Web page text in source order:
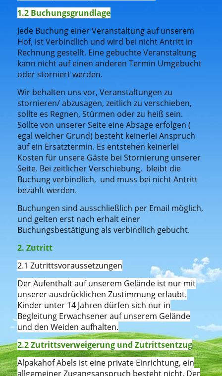
1.2 Buchungsgrundlage
Jede Buchung einer Veranstaltung auf unserem
Hof, ist Verbindlich und wird bei nicht Antritt in
Rechnung gestellt. Eine gebuchte Veranstaltung
kann nicht auf einen anderen Termin Umgebucht
oder storniert werden.
Wir behalten uns vor, Veranstaltungen zu
stornieren/ abzusagen, zeitlich zu verschieben,
sollte es Regnen, Stürmen oder zu heiß sein.
Sollte von unserer Seite eine Absage erfolgen (
egal welcher Grund) besteht keinerlei Anspruch
auf ein Ersatztermin. Es entstehen keinerlei
Kosten für unsere Gäste bei Stornierung unserer
Seite. Bei zeitlicher Verschiebung, bleibt die
Buchung verbindlich, und muss bei nicht Antritt
bezahlt werden.
Buchungen sind ausschließlich per Email möglich,
und gelten erst nach erhalt einer
Buchungsbestätigung als verbindlich gebucht.
2. Zutritt
2.1 Zutrittsvoraussetzungen
Der Aufenthalt auf unserem Gelände ist nur mit
unserer ausdrücklichen Zustimmung erlaubt.
Kinder unter 14 Jahren dürfen sich nur in
Begleitung Erwachsener auf unserem Gelände
und den Weiden aufhalten.
2.2 Zutrittsverweigerung und Zutrittsentzug
Alpakahof Abels ist eine private Einrichtung, ein
allgemeiner Zugangsanspruch besteht nicht. Der